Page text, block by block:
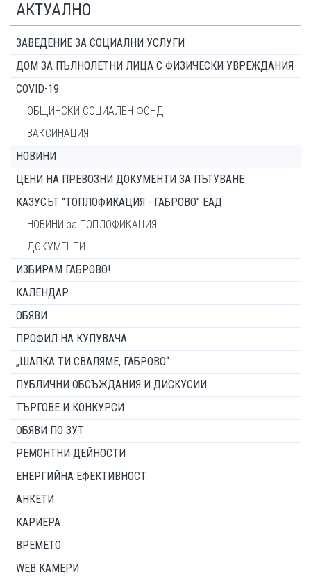
АКТУАЛНО
ЗАВЕДЕНИЕ ЗА СОЦИАЛНИ УСЛУГИ
ДОМ ЗА ПЪЛНОЛЕТНИ ЛИЦА С ФИЗИЧЕСКИ УВРЕЖДАНИЯ
COVID-19
ОБЩИНСКИ СОЦИАЛЕН ФОНД
ВАКСИНАЦИЯ
НОВИНИ
ЦЕНИ НА ПРЕВОЗНИ ДОКУМЕНТИ ЗА ПЪТУВАНЕ
КАЗУСЪТ "ТОПЛОФИКАЦИЯ - ГАБРОВО" ЕАД
НОВИНИ за ТОПЛОФИКАЦИЯ
ДОКУМЕНТИ
ИЗБИРАМ ГАБРОВО!
КАЛЕНДАР
ОБЯВИ
ПРОФИЛ НА КУПУВАЧА
„ШАПКА ТИ СВАЛЯМЕ, ГАБРОВО“
ПУБЛИЧНИ ОБСЪЖДАНИЯ И ДИСКУСИИ
ТЪРГОВЕ И КОНКУРСИ
ОБЯВИ ПО ЗУТ
РЕМОНТНИ ДЕЙНОСТИ
ЕНЕРГИЙНА ЕФЕКТИВНОСТ
АНКЕТИ
КАРИЕРА
ВРЕМЕТО
WEB КАМЕРИ